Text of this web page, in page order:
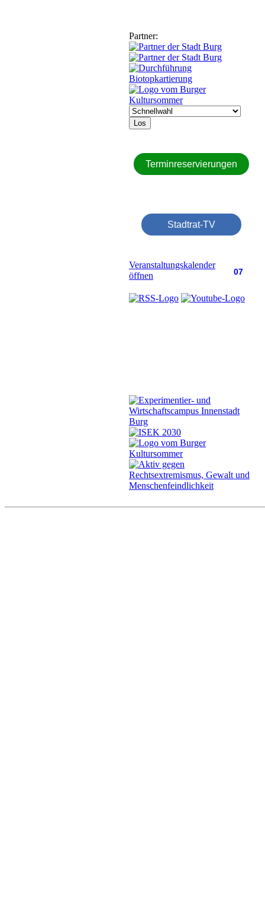
Partner:
Los
Terminreservierungen
Stadtrat-TV
07
Veranstaltungskalender
öffnen